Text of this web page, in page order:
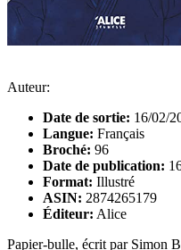
Auteur:
Date de sortie: 16/02/
Langue: Français
Broché: 96
Date de publication:
Format: Illustré
ASIN: 2874265179
Éditeur: Alice
Papier-bulle, écrit par Simon